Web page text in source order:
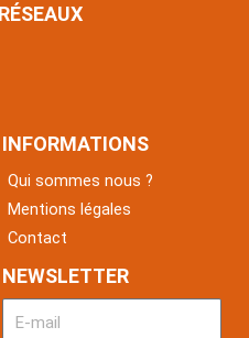
INFORMATIONS
Qui sommes nous ?
Mentions légales
Contact
NEWSLETTER